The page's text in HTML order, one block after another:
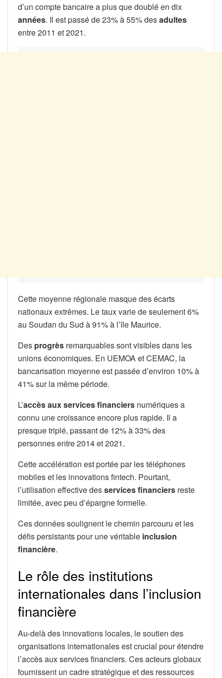
d’un compte bancaire a plus que doublé en dix
années. Il est passé de 23% à 55% desadultes
entre 2011 et 2021.
Cette moyenne régionale masque des écarts
nationaux extrêmes. Le taux varie de seulement 6%
au Soudan du Sud à 91% à l’île Maurice.
Des progrès remarquables sont visibles dans les
unions économiques. En UEMOA et CEMAC, la
bancarisation moyenne est passée d’environ 10% à
41% sur la même période.
L’accès aux services financiers numériques a
connu une croissance encore plus rapide. Il a
presque triplé, passant de 12% à 33% des
personnes entre 2014 et 2021.
Cette accélération est portée par les téléphones
mobiles et les innovations fintech. Pourtant,
l’utilisation effective desservices financiers reste
limitée, avec peu d’épargne formelle.
Ces données soulignent le chemin parcouru et les
défis persistants pour une véritable inclusion
financière.
Le rôle des institutions
internationales dans l’inclusion
financière
Au-delà des innovations locales, le soutien des
organisations internationales est crucial pour étendre
l’accès aux services financiers. Ces acteurs globaux
fournissent un cadre stratégique et des ressources